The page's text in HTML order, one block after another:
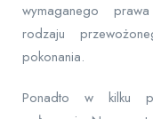
wymaganego
rodzaju
pokonania.
Ponadto w kilku